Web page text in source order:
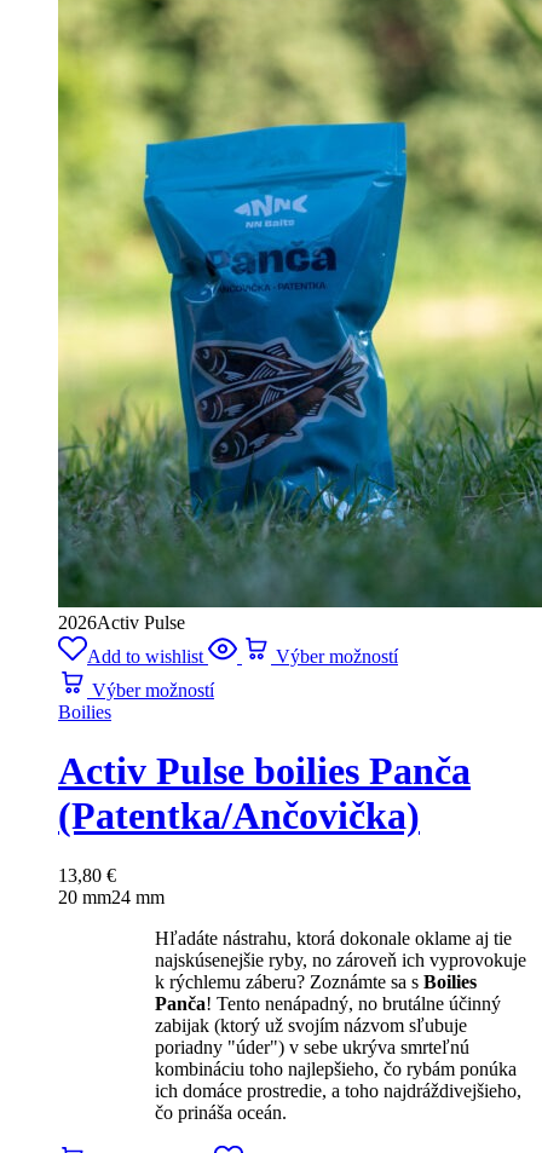
2026Activ Pulse
Add to wishlist
Výber možností
Výber možností
Boilies
Activ Pulse boilies Panča
(Patentka/Ančovička)
13,80 €
20 mm24 mm
Hľadáte nástrahu, ktorá dokonale oklame aj tie
najskúsenejšie ryby, no zároveň ich vyprovokuje
k rýchlemu záberu? Zoznámte sa s Boilies
Panča! Tento nenápadný, no brutálne účinný
zabijak (ktorý už svojím názvom sľubuje
poriadny "úder") v sebe ukrýva smrteľnú
kombináciu toho najlepšieho, čo rybám ponúka
ich domáce prostredie, a toho najdráždivejšieho,
čo prináša oceán.